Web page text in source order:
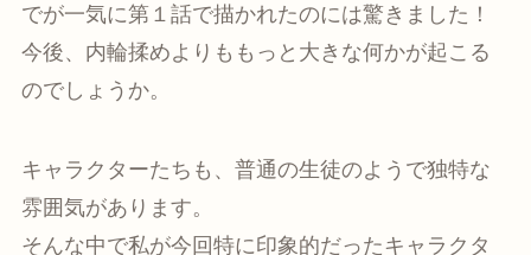
でが一気に第１話で描かれたのには驚きました！
今後、内輪揉めよりももっと大きな何かが起こる
のでしょうか。
キャラクターたちも、普通の生徒のようで独特な
雰囲気があります。
そんな中で私が今回特に印象的だったキャラクタ